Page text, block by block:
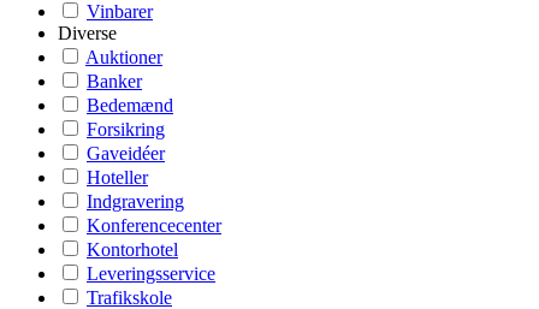
Vinbarer
Diverse
Auktioner
Banker
Bedemænd
Forsikring
Gaveidéer
Hoteller
Indgravering
Konferencecenter
Kontorhotel
Leveringsservice
Trafikskole